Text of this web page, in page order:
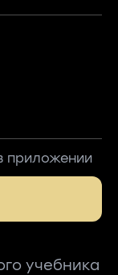
приложении
учебника